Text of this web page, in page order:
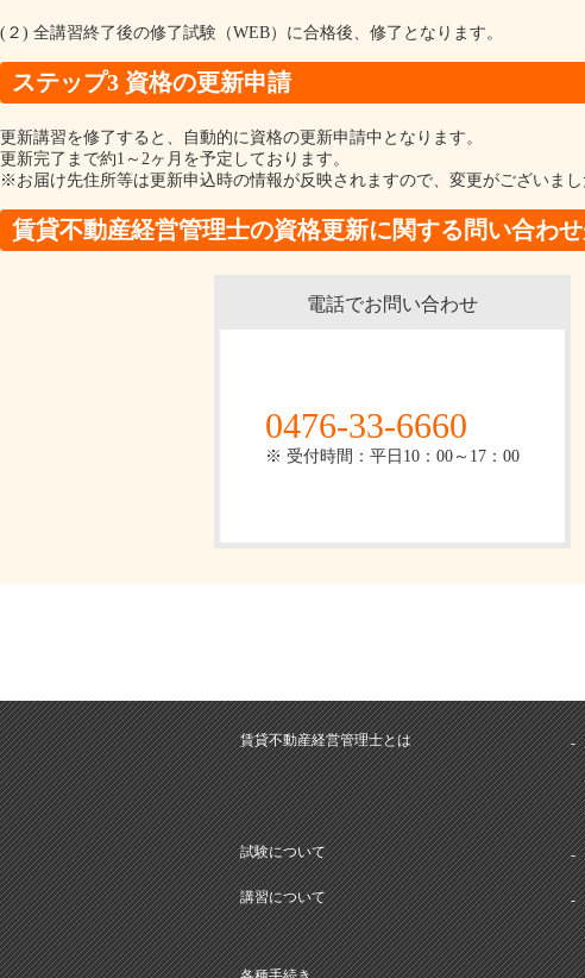
(２) 全講習終了後の修了試験（WEB）に合格後、修了となります。
ステップ3 資格の更新申請
更新講習を修了すると、自動的に資格の更新申請中となります。
更新完了まで約1～2ヶ月を予定しております。
※お届け先住所等は更新申込時の情報が反映されますので、変更がございまし
賃貸不動産経営管理士の資格更新に関する問い合わ
電話でお問い合わせ
0476-33-6660
※ 受付時間：平日10：00～17：00
賃貸不動産経営管理士とは
試験について
講習について